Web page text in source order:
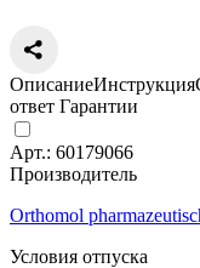
ОписаниеИнструкция
ответ Гарантии
Арт.: 60179066
Производитель
Orthomol
Условия отпуска